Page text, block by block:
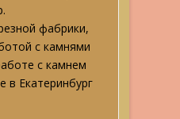
фабрики,
с камнями
с камнем
в Екатеринбург